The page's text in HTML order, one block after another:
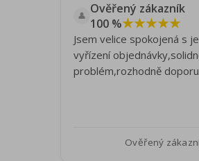
👤 Ověřený zákazník
100 %★★★★★
Jsem velice spokojená s
vyřízení
problém,rozhodně
Ověřený